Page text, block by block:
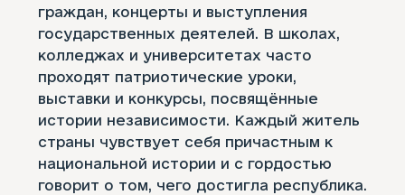
граждан, концерты и выступления
государственных деятелей. В школах,
колледжах и университетах часто
проходят патриотические уроки,
выставки и конкурсы, посвящённые
истории независимости. Каждый житель
страны чувствует себя причастным к
национальной истории и с гордостью
говорит о том, чего достигла республика.